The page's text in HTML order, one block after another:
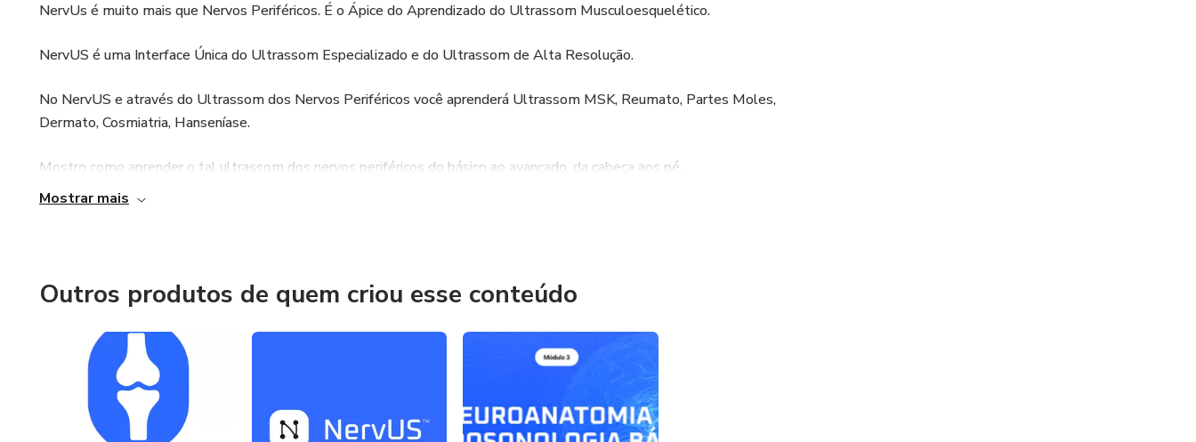
NervUs é muito mais que Nervos Periféricos. É o Ápice do Aprendizado do Ultrassom Musculoesquelético.
NervUS é uma Interface Única do Ultrassom Especializado e do Ultrassom de Alta Resolução.
No NervUS e através do Ultrassom dos Nervos Periféricos você aprenderá Ultrassom MSK, Reumato, Partes Moles,
Dermato, Cosmiatria, Hanseníase.
Mostro como aprender o tal ultrassom dos nervos periféricos do básico ao avançado, da cabeça aos pé.
É sem dúvida o Único Curso que Traz os Protocolos: Neuropatia Hansênica, Neuropatia dos Contatos de Hanseníase,
Mostrar mais
Outros produtos de quem criou esse conteúdo